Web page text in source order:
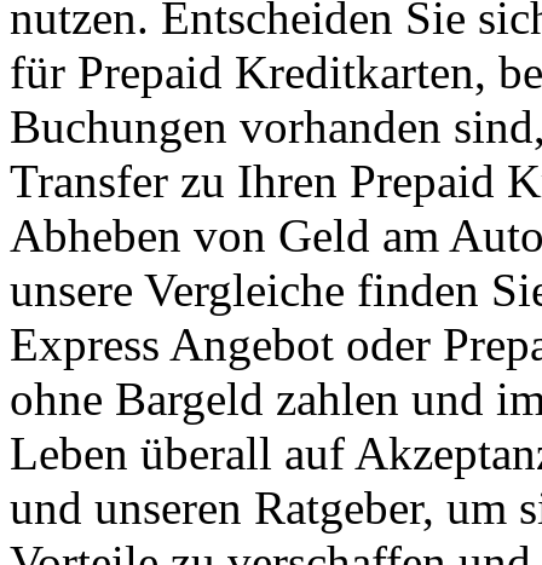
nutzen. Entscheiden Sie
für Prepaid Kreditkarten,
Buchungen vorhanden
Transfer zu Ihren Prepaid
Abheben von Geld am
unsere Vergleiche finden
Express Angebot oder
ohne Bargeld zahlen und
Leben überall auf
und unseren Ratgeber, um